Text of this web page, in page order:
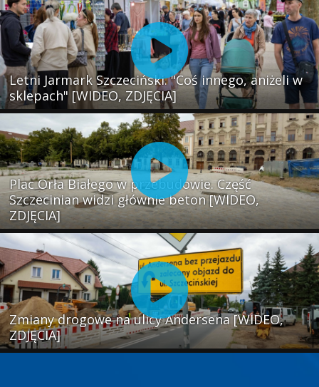
Letni Jarmark Szczeciński. "Coś innego, aniżeli w
sklepach" [WIDEO, ZDJĘCIA]
Plac Orła Białego w przebudowie. Część
Szczecinian widzi głównie beton [WIDEO,
ZDJĘCIA]
Zmiany drogowe na ulicy Andersena [WIDEO,
ZDJĘCIA]